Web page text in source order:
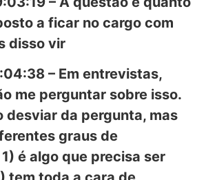
a ficar no cargo com
disso vir
– Em entrevistas,
me perguntar sobre isso.
desviar da pergunta, mas
graus de
é algo que precisa ser